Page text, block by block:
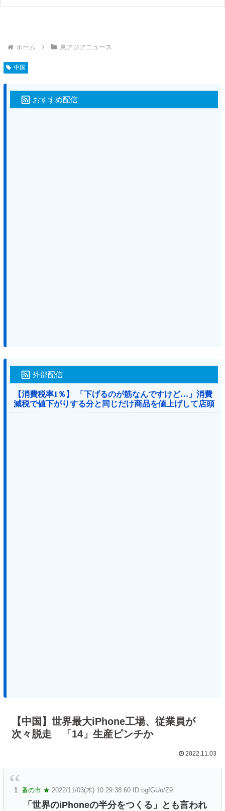
ホーム 東アジアニュース
中国
おすすめ配信
外部配信
【消費税率1％】 「下げるのが筋なんですけど…」消費
減税で値下がりする分と同じだけ商品を値上げして店頭
価格を変えない店も
【中国】世界最大iPhone工場、従業員が
次々脱走 「14」生産ピンチか
2022.11.03
1: 蚤の市 ★ 2022/11/03(木) 10:29:38.60 ID:ogfGUo/Z9
「世界のiPhoneの半分をつくる」とも言われ